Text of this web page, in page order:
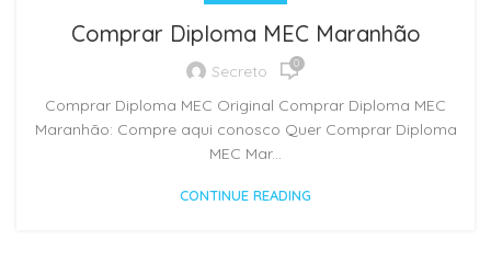
Comprar Diploma MEC Maranhão
Secreto 0
Comprar Diploma MEC Original Comprar Diploma MEC
Maranhão: Compre aqui conosco Quer Comprar Diploma
MEC Mar...
CONTINUE READING